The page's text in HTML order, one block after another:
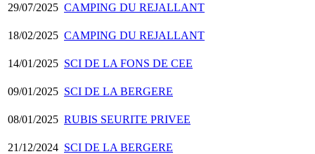
29/07/2025 CAMPING DU REJALLANT
18/02/2025 CAMPING DU REJALLANT
14/01/2025 SCI DE LA FONS DE CEE
09/01/2025 SCI DE LA BERGERE
08/01/2025 RUBIS SEURITE PRIVEE
21/12/2024 SCI DE LA BERGERE